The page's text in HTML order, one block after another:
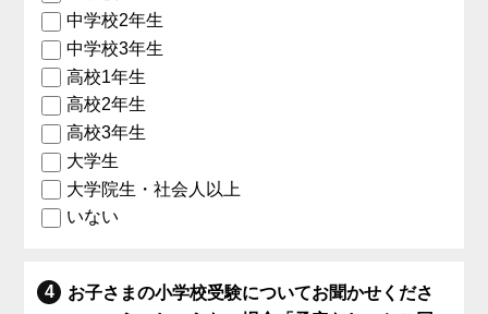
中学校2年生
中学校3年生
高校1年生
高校2年生
高校3年生
大学生
大学院生・社会人以上
いない
お子さまの小学校受験についてお聞かせくださ